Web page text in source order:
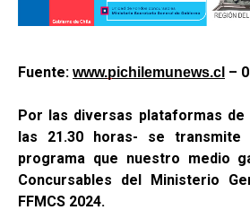
Fuente: www.pichilemunews.cl –
Por las diversas plataformas de
las 21.30 horas- se
programa que nuestro medio
Concursables del Ministerio
FFMCS 2024.